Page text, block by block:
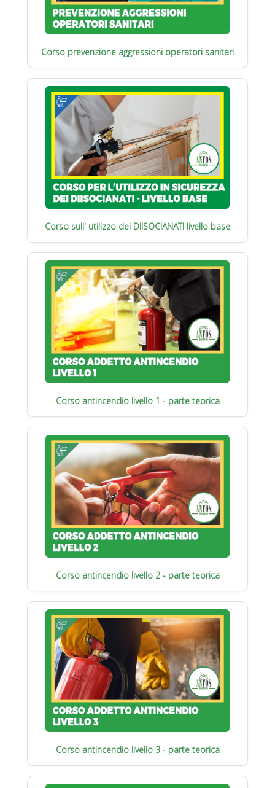
Corso prevenzione aggressioni operatori sanitari
Corso sull' utilizzo dei DIISOCIANATI livello base
Corso antincendio livello 1 - parte teorica
Corso antincendio livello 2 - parte teorica
Corso antincendio livello 3 - parte teorica